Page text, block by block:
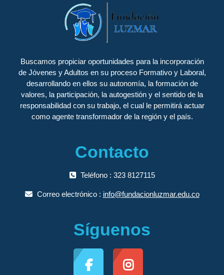
Buscamos propiciar oportunidades para la incorporación
de Jóvenes y Adultos en su proceso Formativo y Laboral,
desarrollando en ellos su autonomía, la formación de
valores, la participación, la autogestión y el sentido de la
responsabilidad con su trabajo, el cual le permitirá actuar
como agente transformador de la región y el país.
Contacto
Teléfono : 323 8127115
Correo electrónico : info@fundacionluzmar.edu.co
Síguenos